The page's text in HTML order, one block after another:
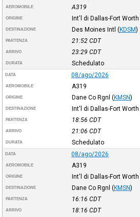
AEROMOBILE A319
ORIGINE Int'l di Dallas-Fort Worth
DESTINAZIONE Des Moines Intl (KDSM)
PARTENZA 21:52 CDT
ARRIVO 23:29 CDT
DURATA Schedulato
DATA 08/ago/2026
AEROMOBILE A319
ORIGINE Dane Co Rgnl (KMSN)
DESTINAZIONE Int'l di Dallas-Fort Worth
PARTENZA 18:56 CDT
ARRIVO 21:06 CDT
DURATA Schedulato
DATA 08/ago/2026
AEROMOBILE A319
ORIGINE Int'l di Dallas-Fort Worth
DESTINAZIONE Dane Co Rgnl (KMSN)
PARTENZA 16:16 CDT
ARRIVO 18:16 CDT